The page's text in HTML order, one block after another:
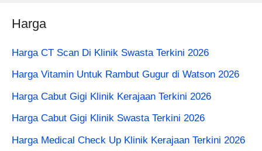
Harga
Harga CT Scan Di Klinik Swasta Terkini 2026
Harga Vitamin Untuk Rambut Gugur di Watson 2026
Harga Cabut Gigi Klinik Kerajaan Terkini 2026
Harga Cabut Gigi Klinik Swasta Terkini 2026
Harga Medical Check Up Klinik Kerajaan Terkini 2026